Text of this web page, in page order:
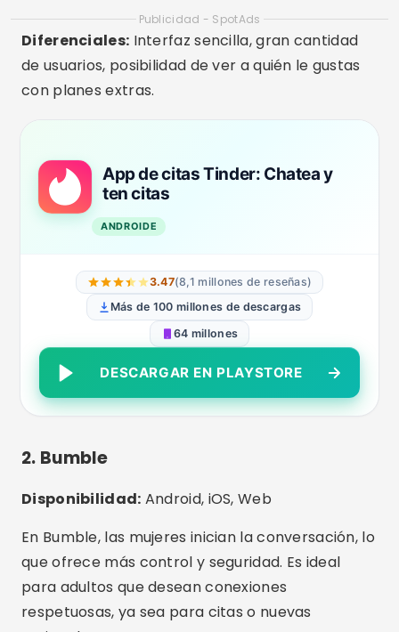
2. Bumble
Android, iOS, Web
En Bumble, las mujeres inician la conversación, lo
que ofrece más control y seguridad. Es ideal
respetuosas, ya sea para citas o nuevas
amistades.
Diferenciales:Enfoque en la seguridad, perfiles
además de citas.
Aplicación de citas Bumble:
Conoce gente y ten citas
Más de 50 millones de descargas
DESCARGAR EN PLAYSTORE
3. eHarmony